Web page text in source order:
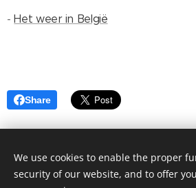
-Het weer in België
Share
HYDRAQUA BV,
We use cookies to enable the proper
security of our website, and to offer